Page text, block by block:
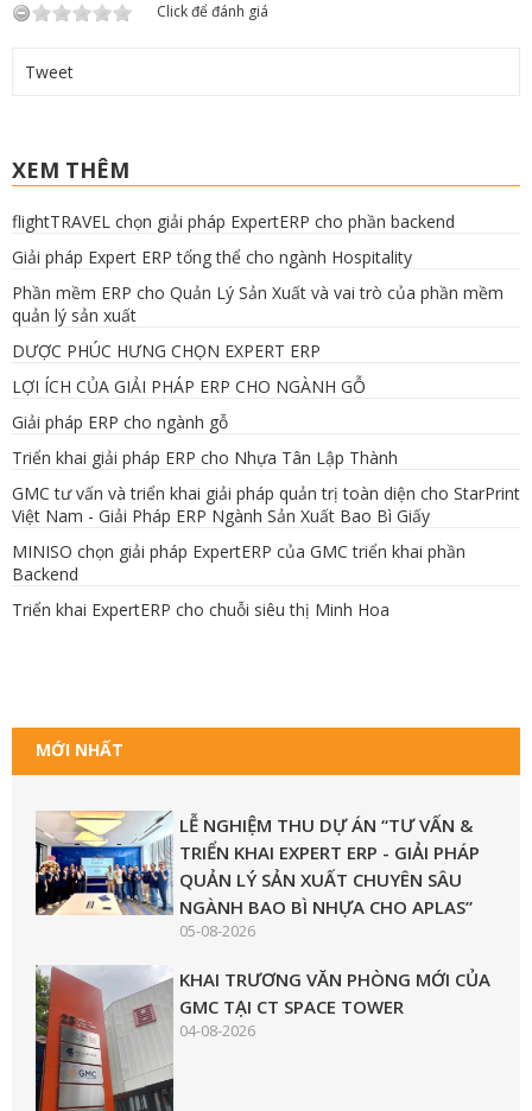
Click để đánh giá
Tweet
XEM THÊM
flightTRAVEL chọn giải pháp ExpertERP cho phần backend
Giải pháp Expert ERP tổng thể cho ngành Hospitality
Phần mềm ERP cho Quản Lý Sản Xuất và vai trò của phần mềm
quản lý sản xuất
DƯỢC PHÚC HƯNG CHỌN EXPERT ERP
LỢI ÍCH CỦA GIẢI PHÁP ERP CHO NGÀNH GỖ
Giải pháp ERP cho ngành gỗ
Triển khai giải pháp ERP cho Nhựa Tân Lập Thành
GMC tư vấn và triển khai giải pháp quản trị toàn diện cho StarPrint
Việt Nam - Giải Pháp ERP Ngành Sản Xuất Bao Bì Giấy
MINISO chọn giải pháp ExpertERP của GMC triển khai phần
Backend
Triển khai ExpertERP cho chuỗi siêu thị Minh Hoa
MỚI NHẤT
LỄ NGHIỆM THU DỰ ÁN “TƯ VẤN &
TRIỂN KHAI EXPERT ERP - GIẢI PHÁP
QUẢN LÝ SẢN XUẤT CHUYÊN SÂU
NGÀNH BAO BÌ NHỰA CHO APLAS”
05-08-2026
KHAI TRƯƠNG VĂN PHÒNG MỚI CỦA
GMC TẠI CT SPACE TOWER
04-08-2026